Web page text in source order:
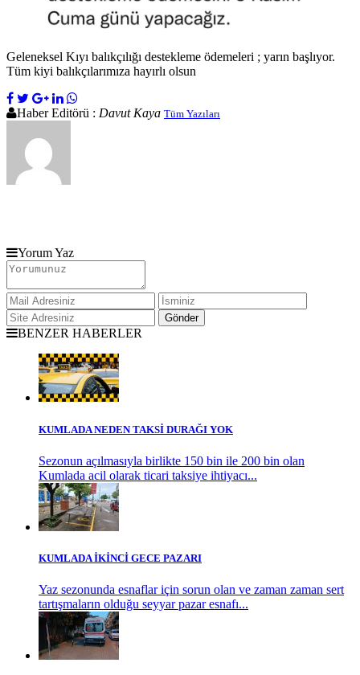
Geleneksel Kıyı balıkçılığı destekleme ödemeleri ; yarın başlıyor.
Tüm kiyi balıkçılarımıza hayırlı olsun
Haber Editörü : Davut Kaya Tüm Yazıları
Yorum Yaz
BENZER HABERLER
KUMLADA NEDEN TAKSİ DURAĞI YOK
Sezonun açılmasıyla birlikte 150 bin ile 200 bin olan
Kumlada acil olarak ticari taksiye ihtiyacı...
KUMLADA İKİNCİ GECE PAZARI
Yaz sezonunda esnaflar için sorun olan ve zaman zaman sert
tartışmaların olduğu seyyar pazar esnafı...